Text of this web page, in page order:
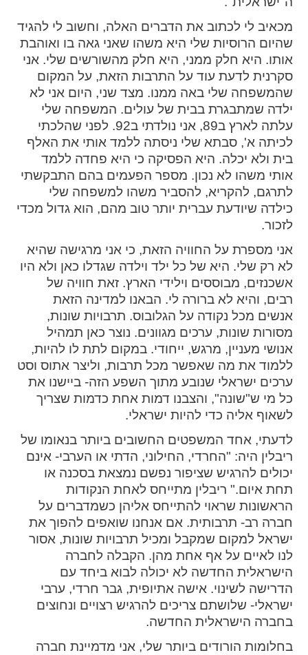
מכאיב לי לכתוב את הדברים האלה, וחשוב לי להגיד
שהיום הרוסיות שלי היא משהו שאני גאה בו ואוהבת
אותו. היא חלק ממני, היא חלק מהשורשים שלי. אני
סקרנית לדעת עוד על התרבות הזאת, על המקום
שהמשפחה שלי באה ממנו. מצד שני, היום אני לא
ילדה שמתבגרת בבית של עולים. המשפחה שלי
עלתה לארץ ב89, אני נולדתי ב92. לפני שהלכתי
לכיתה א', סבתא שלי ניסתה ללמד אותי את האלף
בית ולא יכלה. היא הפסיקה כי היא פחדה ללמד
אותי משהו לא נכון. מספר הפעמים בהם התבקשתי
לתרגם, להקריא, להסביר משהו למשפחה שלי
כילדה שיודעת עברית יותר טוב מהם, הוא גדול מכדי
לזכור.
אני מספרת על החוויה הזאת, כי אני מרגישה שהיא
לא רק שלי. היא של כל ילד וילדה שגדלו כאן ולא היו
אשכנזים, מבוססים וילידי הארץ. זאת חוויה של
רבים, והיא לא ברורה לי. הבאנו למדינה הזאת
אנשים מכל נקודה על הגלובוס. תרבויות שונות,
מסורות שונות, ערכים מגוונים. נוצר כאן תמהיל
אנושי מעניין, מרגש, ייחודי. במקום לתת לו להיות,
ללמוד את מה שאפשר מכל תרבות, וליצר אתוס וסט
ערכים ישראלי שנובע מתוך השפע הזה- ביישנו את
כל מי ש"שונה", והצבנו דמות אחת כדמות שצריך
לשאוף אליה כדי להיות ישראלי.
לדעתי, אחד המשפטים החשובים ביותר בנאומו של
ריבלין היה: "החרדי, החילוני, הדתי או הערבי- אינם
יכולים להרגיש שציפור נפשם נמצאת בסכנה או
תחת איום." ריבלין מתייחס לאחת הנקודות
הראשונות שראוי להתייחס אליהן כשמדברים על
חברה רב- תרבותית. אם אנחנו שואפים להפוך את
ישראל למקום שמקבל ומכיל תרבויות שונות, אסור
לנו לאיים על אף אחת מהן. הקבלה לחברה
הישראלית החדשה לא יכולה לבוא ביחד עם
הדרישה לשינוי. אישה אתיופית, גבר חרדי, ערבי
ישראלי- שלושתם צריכים להרגיש רצויים ונחוצים
בחברה הישראלית החדשה.
בחלומות הורודים ביותר שלי, אני מדמיינת חברה